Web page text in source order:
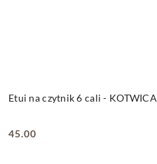
Etui na czytnik 6 cali - KOTWICA
Cena:
45.00